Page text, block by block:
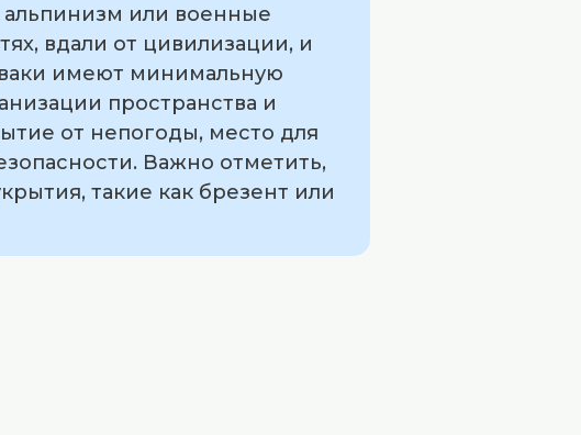
альпинизм или военные
вдали от цивилизации, и
имеют минимальную
пространства и
от непогоды, место для
Важно отметить,
такие как брезент или